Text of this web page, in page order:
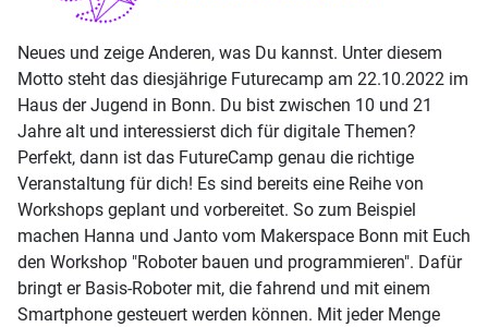
Neues und zeige Anderen, was Du kannst. Unter diesem
Motto steht das diesjährige Futurecamp am 22.10.2022 im
Haus der Jugend in Bonn. Du bist zwischen 10 und 21
Jahre alt und interessierst dich für digitale Themen?
Perfekt, dann ist das FutureCamp genau die richtige
Veranstaltung für dich! Es sind bereits eine Reihe von
Workshops geplant und vorbereitet. So zum Beispiel
machen Hanna und Janto vom Makerspace Bonn mit Euch
den Workshop "Roboter bauen und programmieren". Dafür
bringt er Basis-Roboter mit, die fahrend und mit einem
Smartphone gesteuert werden können. Mit jeder Menge